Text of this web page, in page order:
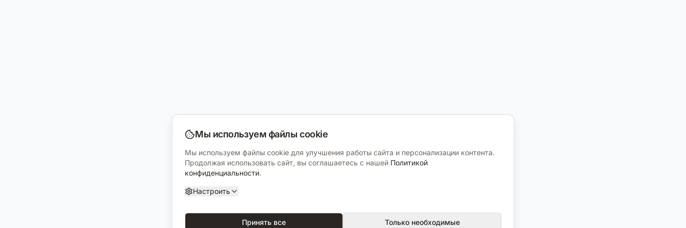
Мы используем файлы cookie
Мы используем файлы cookie для улучшения работы сайта и персонализации контента.
Продолжая использовать сайт, вы соглашаетесь с нашей Политикой
конфиденциальности.
Настроить
Принять все Только необходимые